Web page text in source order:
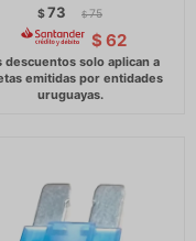
$73 $ 75
$ 62